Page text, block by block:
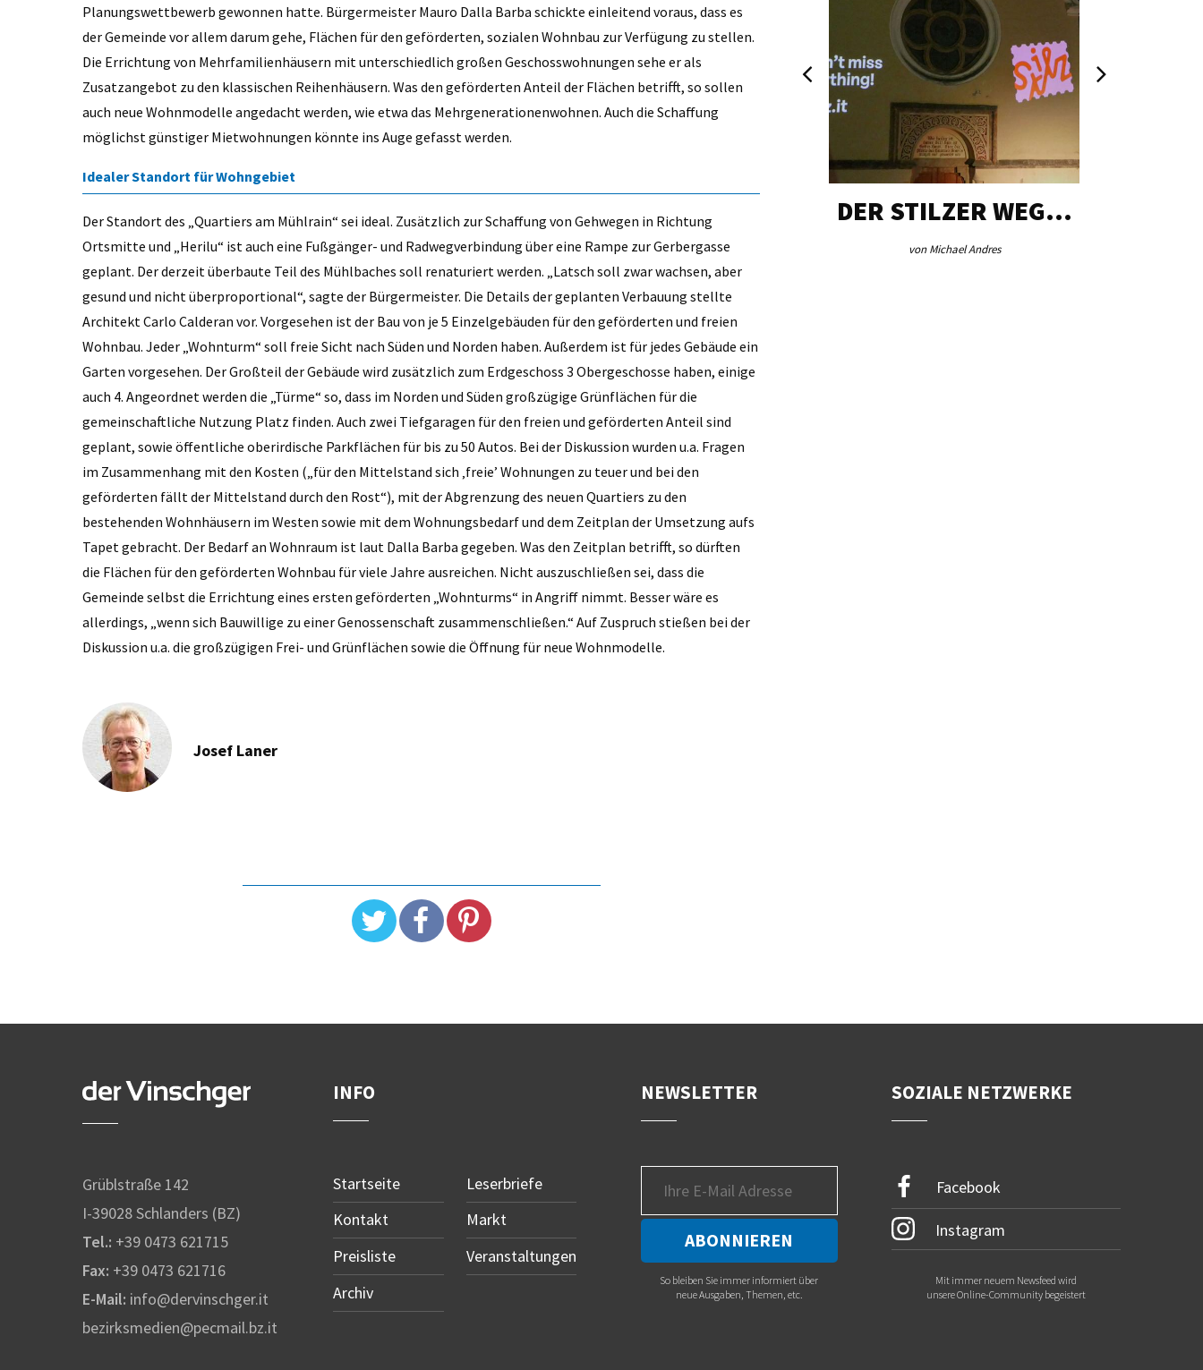
Planungswettbewerb gewonnen hatte. Bürgermeister Mauro Dalla Barba schickte einleitend voraus, dass es
der Gemeinde vor allem darum gehe, Flächen für den geförderten, sozialen Wohnbau zur Verfügung zu stellen.
Die Errichtung von Mehrfamilienhäusern mit unterschiedlich großen Geschosswohnungen sehe er als
Zusatzangebot zu den klassischen Reihenhäusern. Was den geförderten Anteil der Flächen betrifft, so sollen
auch neue Wohnmodelle angedacht werden, wie etwa das Mehrgenerationenwohnen. Auch die Schaffung
möglichst günstiger Mietwohnungen könnte ins Auge gefasst werden.
Idealer Standort für Wohngebiet
Der Standort des „Quartiers am Mühlrain“ sei ideal. Zusätzlich zur Schaffung von Gehwegen in Richtung
Ortsmitte und „Herilu“ ist auch eine Fußgänger- und Radwegverbindung über eine Rampe zur Gerbergasse
geplant. Der derzeit überbaute Teil des Mühlbaches soll renaturiert werden. „Latsch soll zwar wachsen, aber
gesund und nicht überproportional“, sagte der Bürgermeister. Die Details der geplanten Verbauung stellte
Architekt Carlo Calderan vor. Vorgesehen ist der Bau von je 5 Einzelgebäuden für den geförderten und freien
Wohnbau. Jeder „Wohnturm“ soll freie Sicht nach Süden und Norden haben. Außerdem ist für jedes Gebäude ein
Garten vorgesehen. Der Großteil der Gebäude wird zusätzlich zum Erdgeschoss 3 Obergeschosse haben, einige
auch 4. Angeordnet werden die „Türme“ so, dass im Norden und Süden großzügige Grünflächen für die
gemeinschaftliche Nutzung Platz finden. Auch zwei Tiefgaragen für den freien und geförderten Anteil sind
geplant, sowie öffentliche oberirdische Parkflächen für bis zu 50 Autos. Bei der Diskussion wurden u.a. Fragen
im Zusammenhang mit den Kosten („für den Mittelstand sich ‚freie’ Wohnungen zu teuer und bei den
geförderten fällt der Mittelstand durch den Rost“), mit der Abgrenzung des neuen Quartiers zu den
bestehenden Wohnhäusern im Westen sowie mit dem Wohnungsbedarf und dem Zeitplan der Umsetzung aufs
Tapet gebracht. Der Bedarf an Wohnraum ist laut Dalla Barba gegeben. Was den Zeitplan betrifft, so dürften
die Flächen für den geförderten Wohnbau für viele Jahre ausreichen. Nicht auszuschließen sei, dass die
Gemeinde selbst die Errichtung eines ersten geförderten „Wohnturms“ in Angriff nimmt. Besser wäre es
allerdings, „wenn sich Bauwillige zu einer Genossenschaft zusammenschließen.“ Auf Zuspruch stießen bei der
Diskussion u.a. die großzügigen Frei- und Grünflächen sowie die Öffnung für neue Wohnmodelle.
Josef Laner
DER STILZER WEG…
von Michael Andres
Grüblstraße 142
I-39028 Schlanders (BZ)
Tel.: +39 0473 621715
Fax: +39 0473 621716
E-Mail: info@dervinschger.it
bezirksmedien@pecmail.bz.it
INFO
Startseite
Kontakt
Preisliste
Archiv
Leserbriefe
Markt
Veranstaltungen
NEWSLETTER
So bleiben Sie immer informiert über
neue Ausgaben, Themen, etc.
SOZIALE NETZWERKE
Facebook
Instagram
Mit immer neuem Newsfeed wird
unsere Online-Community begeistert